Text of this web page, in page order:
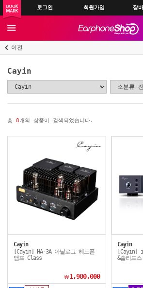
로그인 회원가입 장
이전
Cayin
총 8개의 상품이 검색되었습니다.
Cayin
[Cayin] HA-3A 아날로그 헤드폰
앰프 Class
￦1,980,000
Cayin
[Cayin]
&솔리드스